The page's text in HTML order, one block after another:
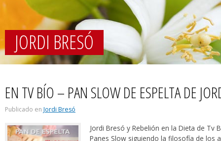
JORDI BRESÓ
EN TV BÍO – PAN SLOW DE ESPELTA DE
Publicado en Jordi Bresó
Jordi Bresó y Rebelión en la Dieta de
Panes Slow siguiendo la filosofía de los